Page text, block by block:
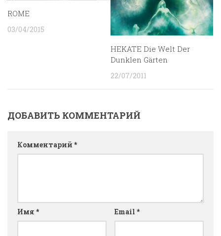
ROME
03/04/2015
HEKATE Die Welt Der
Dunklen Gärten
22/07/2011
ДОБАВИТЬ КОММЕНТАРИЙ
Комментарий *
Имя * Email *